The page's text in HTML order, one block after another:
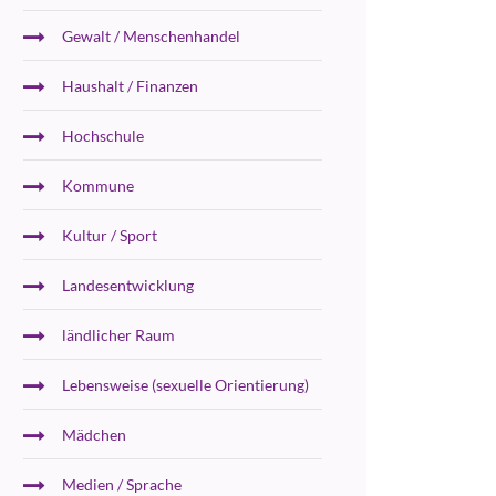
Gewalt / Menschenhandel
Haushalt / Finanzen
Hochschule
Kommune
Kultur / Sport
Landesentwicklung
ländlicher Raum
Lebensweise (sexuelle Orientierung)
Mädchen
Medien / Sprache